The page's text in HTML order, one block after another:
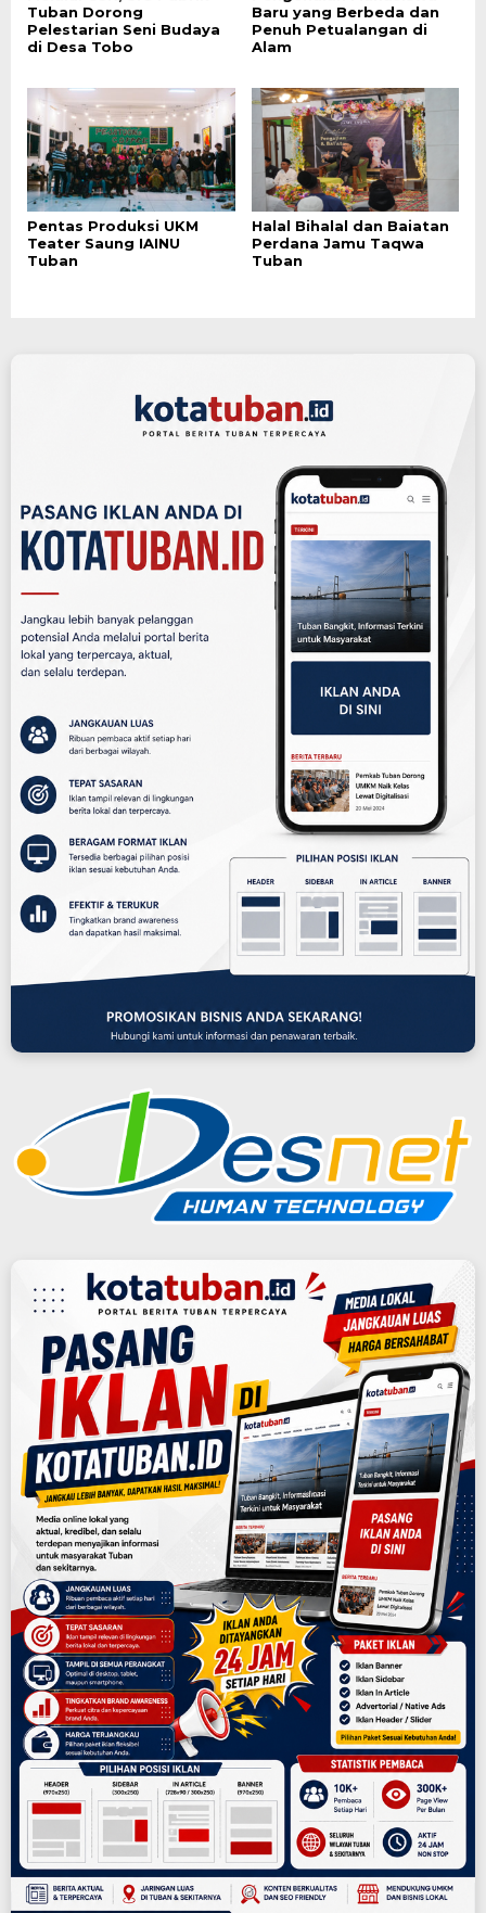
Tuban Dorong
Pelestarian Seni Budaya
di Desa Tobo
Baru yang Berbeda dan
Penuh Petualangan di
Alam
Pentas Produksi UKM
Teater Saung IAINU
Tuban
Halal Bihalal dan Baiatan
Perdana Jamu Taqwa
Tuban